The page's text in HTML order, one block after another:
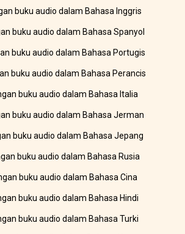
buku audio dalam Bahasa Inggris
buku audio dalam Bahasa Spanyol
buku audio dalam Bahasa Portugis
buku audio dalam Bahasa Perancis
buku audio dalam Bahasa Italia
buku audio dalam Bahasa Jerman
buku audio dalam Bahasa Jepang
buku audio dalam Bahasa Rusia
buku audio dalam Bahasa Cina
buku audio dalam Bahasa Hindi
buku audio dalam Bahasa Turki